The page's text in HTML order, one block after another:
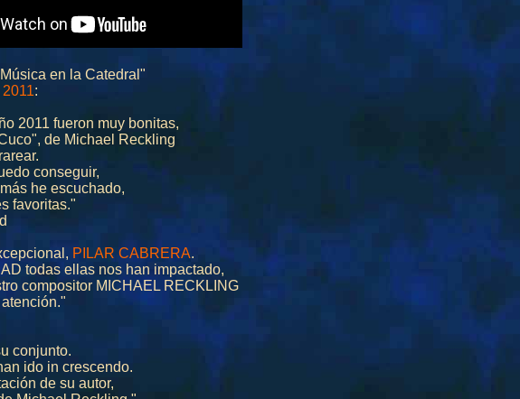
en la Catedral"
:
2011 fueron muy bonitas,
de Michael Reckling
conseguir,
he escuchado,
favoritas."
PILAR CABRERA.
todas ellas nos han impactado,
compositor MICHAEL RECKLING
conjunto.
ido in crescendo.
de su autor,